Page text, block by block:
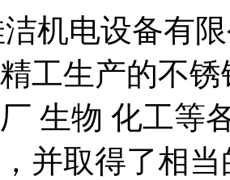
机电设备有
工生产的不
生物 化工等
并取得了相